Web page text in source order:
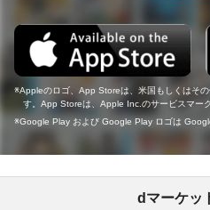
Appleのロゴ、App Storeは、米国もしくはそ
す。App Storeは、Apple Inc.のサービスマーク
Google Play および Google Play ロゴは
dマーケッ